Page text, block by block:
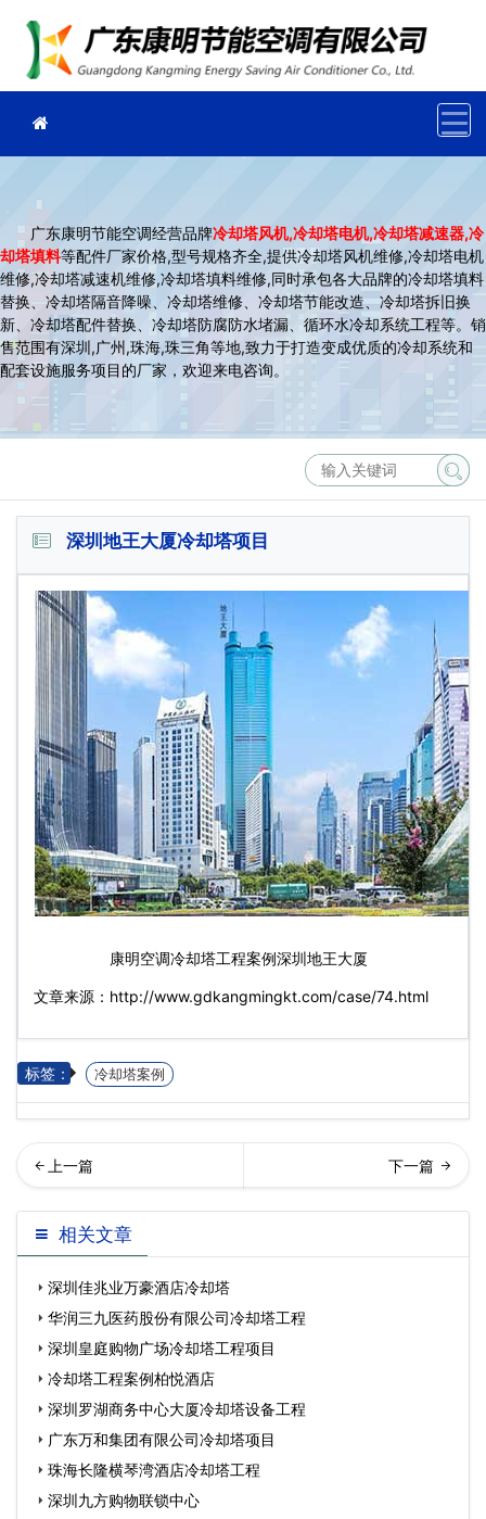
广东康明节能空调经营品牌冷却塔风机,冷却塔电机,冷却塔减速器,冷
却塔填料等配件厂家价格,型号规格齐全,提供冷却塔风机维修,冷却塔电机
维修,冷却塔减速机维修,冷却塔填料维修,同时承包各大品牌的冷却塔填料
替换、冷却塔隔音降噪、冷却塔维修、冷却塔节能改造、冷却塔拆旧换
新、冷却塔配件替换、冷却塔防腐防水堵漏、循环水冷却系统工程等。销
售范围有深圳,广州,珠海,珠三角等地,致力于打造变成优质的冷却系统和
配套设施服务项目的厂家，欢迎来电咨询。
深圳地王大厦冷却塔项目
康明空调冷却塔工程案例深圳地王大厦
文章来源：http://www.gdkangmingkt.com/case/74.html
标签： 冷却塔案例
圳国贸大厦冷却塔项目… 却塔工程案例深圳罗湖商务
中心
相关文章
深圳佳兆业万豪酒店冷却塔
华润三九医药股份有限公司冷却塔工程
深圳皇庭购物广场冷却塔工程项目
冷却塔工程案例柏悦酒店
深圳罗湖商务中心大厦冷却塔设备工程
广东万和集团有限公司冷却塔项目
珠海长隆横琴湾酒店冷却塔工程
深圳九方购物联锁中心